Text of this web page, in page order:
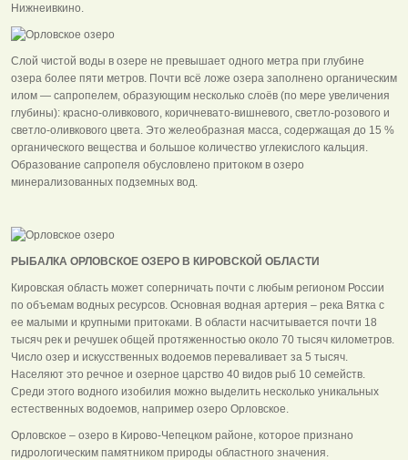
Нижнеивкино.
Слой чистой воды в озере не превышает одного метра при глубине
озера более пяти метров. Почти всё ложе озера заполнено органическим
илом — сапропелем, образующим несколько слоёв (по мере увеличения
глубины): красно-оливкового, коричневато-вишневого, светло-розового и
светло-оливкового цвета. Это желеобразная масса, содержащая до 15 %
органического вещества и большое количество углекислого кальция.
Образование сапропеля обусловлено притоком в озеро
минерализованных подземных вод.
РЫБАЛКА ОРЛОВСКОЕ ОЗЕРО В КИРОВСКОЙ ОБЛАСТИ
Кировская область может соперничать почти с любым регионом России
по объемам водных ресурсов. Основная водная артерия – река Вятка с
ее малыми и крупными притоками. В области насчитывается почти 18
тысяч рек и речушек общей протяженностью около 70 тысяч километров.
Число озер и искусственных водоемов переваливает за 5 тысяч.
Населяют это речное и озерное царство 40 видов рыб 10 семейств.
Среди этого водного изобилия можно выделить несколько уникальных
естественных водоемов, например озеро Орловское.
Орловское – озеро в Кирово-Чепецком районе, которое признано
гидрологическим памятником природы областного значения.